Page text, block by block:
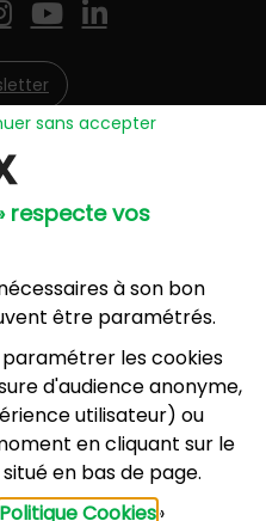
respecte vos
à son bon
être paramétrés.
les cookies
d'audience anonyme,
utilisateur) ou
en cliquant sur le
en bas de page.
Politique Cookies»
sans accepter
YouTube
LinkedIn
Ville
- 92220 Bagneux
60 00
- 92220 Bagneux
62 00
vendredi : 8h30-12h et